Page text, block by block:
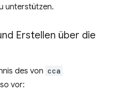
unterstützen.
Erstellen über die
des von cca
vor: